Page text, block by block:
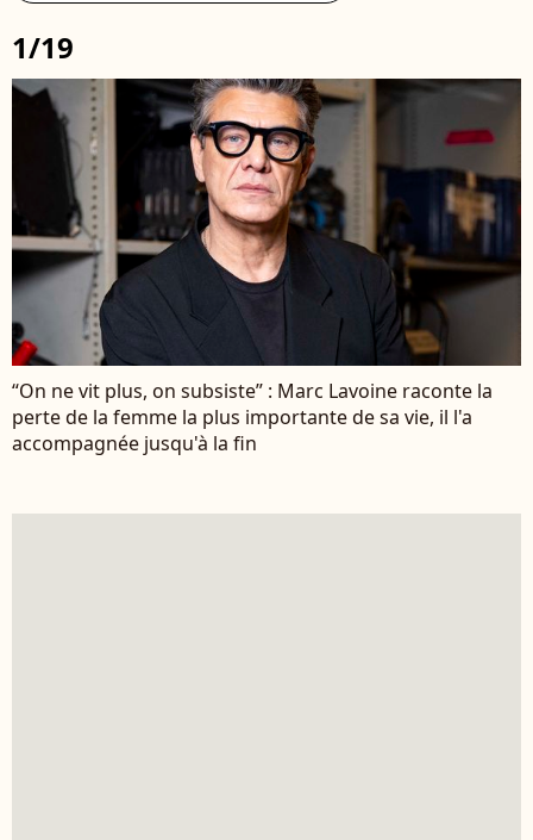
1/19
“On ne vit plus, on subsiste” : Marc Lavoine raconte la
perte de la femme la plus importante de sa vie, il l'a
accompagnée jusqu'à la fin